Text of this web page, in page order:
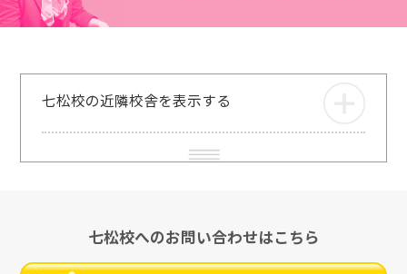
七松校の近隣校舎を表示する
七松校へのお問い合わせはこちら